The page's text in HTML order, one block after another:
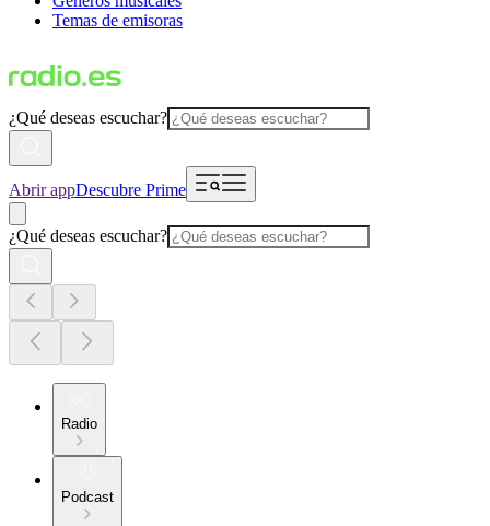
Temas de emisoras
¿Qué deseas escuchar?
Abrir appDescubre Prime
¿Qué deseas escuchar?
Radio
Podcast